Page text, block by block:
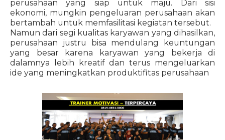
perusahaan yang siap untuk maju. Dari sisi
ekonomi, mungkin pengeluaran perusahaan akan
bertambah untuk memfasilitasi kegiatan tersebut.
Namun dari segi kualitas karyawan yang dihasilkan,
perusahaan justru bisa mendulang keuntungan
yang besar karena karyawan yang bekerja di
dalamnya lebih kreatif dan terus mengeluarkan
ide yang meningkatkan produktifitas perusahaan